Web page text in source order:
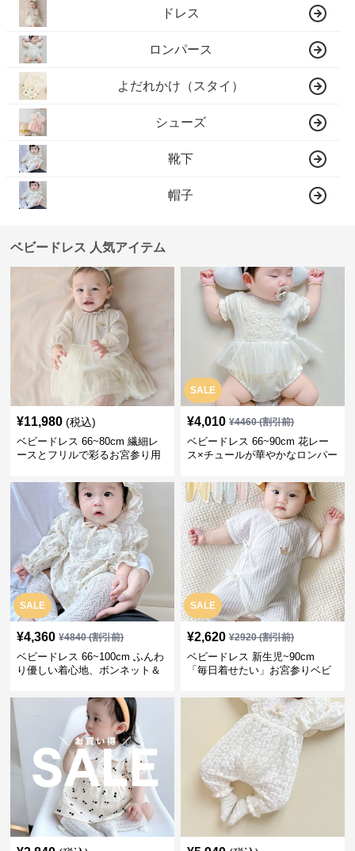
ドレス
ロンパース
よだれかけ（スタイ）
シューズ
靴下
帽子
ベビードレス 人気アイテム
¥11,980 (税込)
ベビードレス 66~80cm 繊細レ
ースとフリルで彩るお宮参り用
SALE
¥4,010 ¥4460(割引前)
ベビードレス 66~90cm 花レー
ス×チュールが華やかなロンパー
SALE
¥4,360 ¥4840(割引前)
ベビードレス 66~100cm ふんわ
り優しい着心地、ボンネット＆
レス 記念フォト
SALE
¥2,620 ¥2920(割引前)
ベビードレス 新生児~90cm
「毎日着せたい」お宮参りベビ